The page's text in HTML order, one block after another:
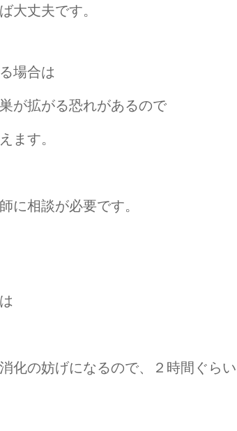
大丈夫です。
場合は
が拡がる恐れがあるので
ます。
に相談が必要です。
化の妨げになるので、２時間ぐら